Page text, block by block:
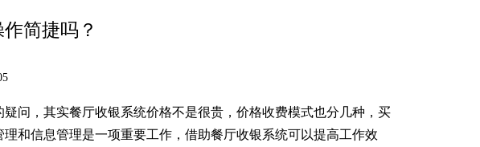
简捷吗？
问，其实餐厅收银系统价格不是很贵，价格收费模式也分几种，买
和信息管理是一项重要工作，借助餐厅收银系统可以提高工作效